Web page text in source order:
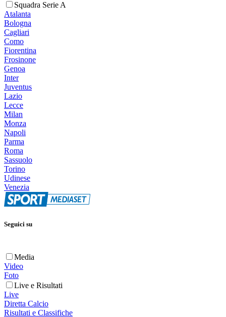
Squadra Serie A
Atalanta
Bologna
Cagliari
Como
Fiorentina
Frosinone
Genoa
Inter
Juventus
Lazio
Lecce
Milan
Monza
Napoli
Parma
Roma
Sassuolo
Torino
Udinese
Venezia
Seguici su
Media
Video
Foto
Live e Risultati
Live
Diretta Calcio
Risultati e Classifiche